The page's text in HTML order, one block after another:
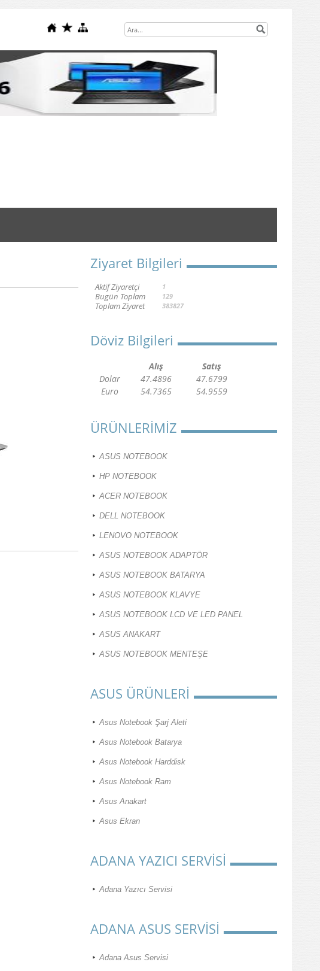
Ziyaret Bilgileri
Aktif Ziyaretçi 1
Bugün Toplam 129
Toplam Ziyaret 383827
Döviz Bilgileri
Alış
Satış
Dolar
47.4896
47.6799
Euro
54.7365 54.9559
ÜRÜNLERİMİZ
ASUS NOTEBOOK
HP NOTEBOOK
ACER NOTEBOOK
DELL NOTEBOOK
LENOVO NOTEBOOK
ASUS NOTEBOOK ADAPTÖR
ASUS NOTEBOOK BATARYA
ASUS NOTEBOOK KLAVYE
ASUS NOTEBOOK LCD VE LED PANEL
ASUS ANAKART
ASUS NOTEBOOK MENTEŞE
ASUS ÜRÜNLERİ
Asus Notebook Şarj Aleti
Asus Notebook Batarya
Asus Notebook Harddisk
Asus Notebook Ram
Asus Anakart
Asus Ekran
ADANA YAZICI SERVİSİ
Adana Yazıcı Servisi
ADANA ASUS SERVİSİ
Adana Asus Servisi